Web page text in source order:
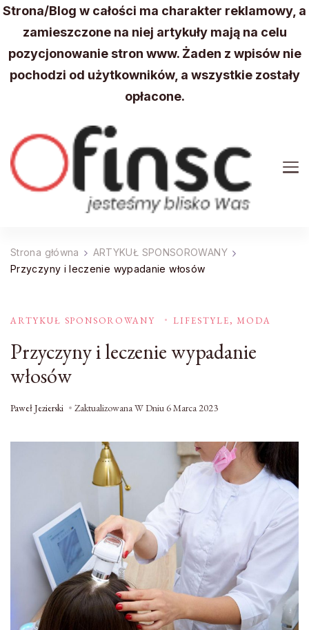
Strona/Blog w całości ma charakter reklamowy, a
zamieszczone na niej artykuły mają na celu
pozycjonowanie stron www. Żaden z wpisów nie
pochodzi od użytkowników, a wszystkie zostały
opłacone.
Strona główna
ARTYKUŁ SPONSOROWANY
Przyczyny i leczenie wypadanie włosów
ARTYKUŁ SPONSOROWANY LIFESTYLE, MODA
Przyczyny i leczenie wypadanie
włosów
Paweł Jezierski Zaktualizowana W Dniu 6 Marca 2023